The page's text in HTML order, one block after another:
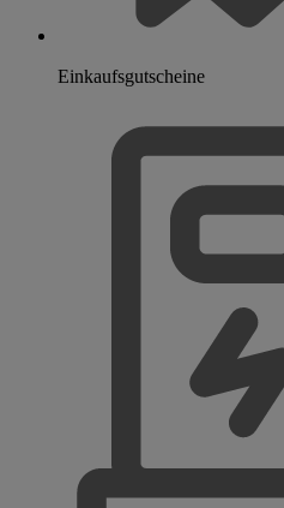
Einkaufsgutscheine